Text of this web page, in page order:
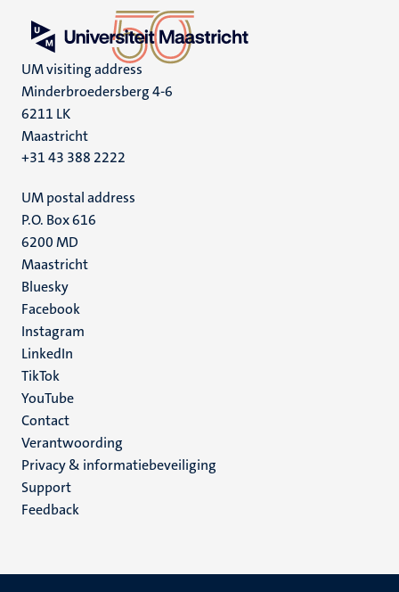
UM visiting address
Minderbroedersberg 4-6
6211 LK
Maastricht
+31 43 388 2222
UM postal address
P.O. Box 616
6200 MD
Maastricht
Social
media
Bluesky
Facebook
Instagram
LinkedIn
TikTok
YouTube
Menu
footer
(NL)
Contact
Verantwoording
Privacy & informatiebeveiliging
Support
Feedback